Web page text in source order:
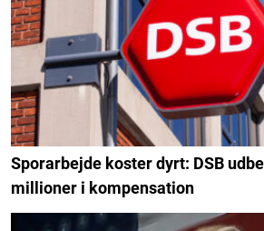
Sporarbejde koster dyrt: DSB
millioner i kompensation